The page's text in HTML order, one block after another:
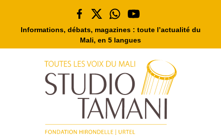
Informations, débats, magazines : toute l’actualité du
Mali, en 5 langues